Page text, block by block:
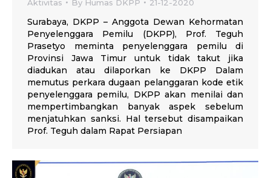
Aktivitas By Humas DKPP 21-12-2020
Surabaya, DKPP – Anggota Dewan Kehormatan
Penyelenggara Pemilu (DKPP), Prof. Teguh
Prasetyo meminta penyelenggara pemilu di
Provinsi Jawa Timur untuk tidak takut jika
diadukan atau dilaporkan ke DKPP Dalam
memutus perkara dugaan pelanggaran kode etik
penyelenggara pemilu, DKPP akan menilai dan
mempertimbangkan banyak aspek sebelum
menjatuhkan sanksi. Hal tersebut disampaikan
Prof. Teguh dalam Rapat Persiapan